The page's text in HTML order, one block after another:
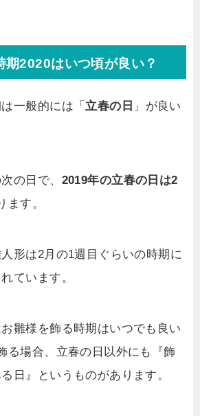
期2020はいつ頃が良い？
一般的には「立春の日 」が良い
の日で、 2019年の立春の日は2
ます。
形は2月の1週目ぐらいの時期に
ています。
雛様を飾る時期はいつでも良い
る場合、立春の日以外にも『飾
日』というものがあります。